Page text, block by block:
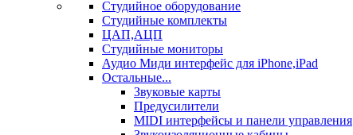
Студийное оборудование
Студийные комплекты
ЦАП,АЦП
Студийные мониторы
Аудио Миди интерфейс для iPhone,iPad
Остальные...
Звуковые карты
Предусилители
MIDI интерфейсы и панели управления